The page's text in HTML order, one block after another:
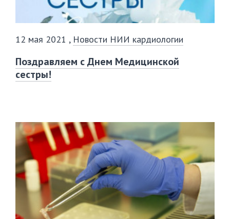
12 мая 2021 , Новости НИИ кардиологии
Поздравляем с Днем Медицинской
сестры!